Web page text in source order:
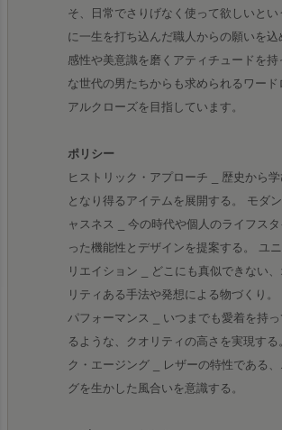
そ、日常でさりげなく使って欲しいとい
に一生を打ち込んだ職人からの願いを込
感性や美意識を磨くアティチュードを持
な世代の男たちからも求められるワード
アルクローズを目指しています。
ポリシー
ヒストリック・アプローチ _ 歴史から
となり得るアイテムを展開する。 モダ
ャスネス _ 今の時代や個人のライフス
った機能性とデザインを提案する。 ユ
リエイション _ どこにも真似できない
リティある手法や発想による物づくり。
パフォーマンス _ いつまでも愛着を持
るような、クオリティの高さを実現する
ク・エージング _ レザーの特性である
グを生かした風合いを意識する。